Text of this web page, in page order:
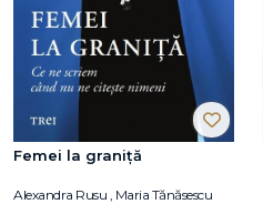
Femei la graniță
Alexandra Rusu , Maria Tănăsescu